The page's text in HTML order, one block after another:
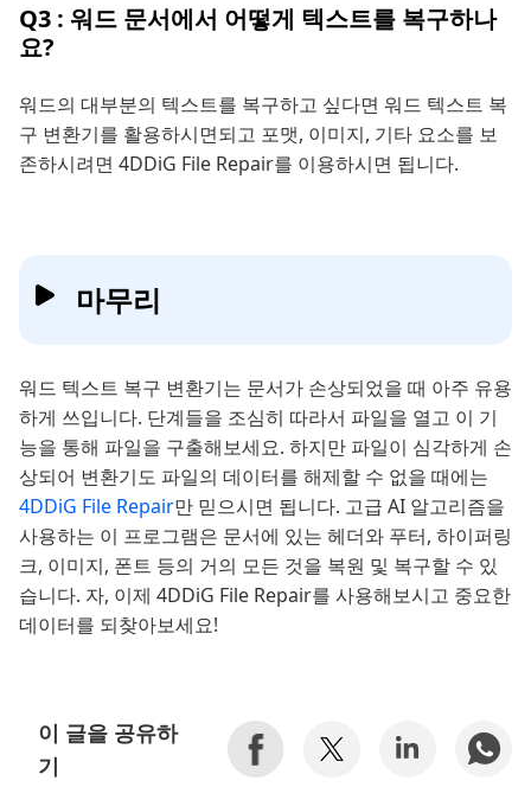
Q3 : 워드 문서에서 어떻게 텍스트를 복구하나
요?
워드의 대부분의 텍스트를 복구하고 싶다면 워드 텍스트 복
구 변환기를 활용하시면되고 포맷, 이미지, 기타 요소를 보
존하시려면 4DDiG File Repair를 이용하시면 됩니다.
마무리
워드 텍스트 복구 변환기는 문서가 손상되었을 때 아주 유용
하게 쓰입니다. 단계들을 조심히 따라서 파일을 열고 이 기
능을 통해 파일을 구출해보세요. 하지만 파일이 심각하게 손
상되어 변환기도 파일의 데이터를 해제할 수 없을 때에는
4DDiG File Repair만 믿으시면 됩니다. 고급 AI 알고리즘을
사용하는 이 프로그램은 문서에 있는 헤더와 푸터, 하이퍼링
크, 이미지, 폰트 등의 거의 모든 것을 복원 및 복구할 수 있
습니다. 자, 이제 4DDiG File Repair를 사용해보시고 중요한
데이터를 되찾아보세요!
이 글을 공유하
기